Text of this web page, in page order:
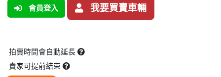
會員登入 我要買賣車輛
拍賣時間會自動延長
賣家可提前結束